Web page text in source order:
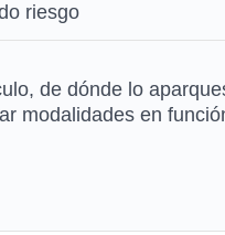
riesgo
de dónde lo
modalidades en